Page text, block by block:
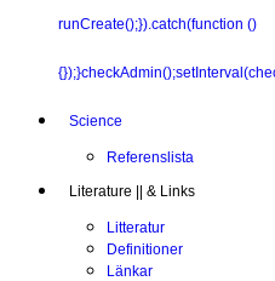
runCreate();}).catch(function ()
Science
Referenslista
Literature || & Links
Litteratur
Definitioner
Länkar